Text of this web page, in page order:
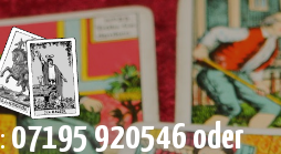
07195 920546 oder